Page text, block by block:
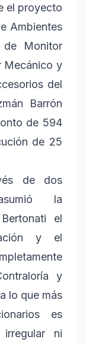
el proyecto
Ambientes
de Monitor
Mecánico y
del
Barrón
de 594
de 25
de dos
la
el
y el
y
lo que más
es
ni